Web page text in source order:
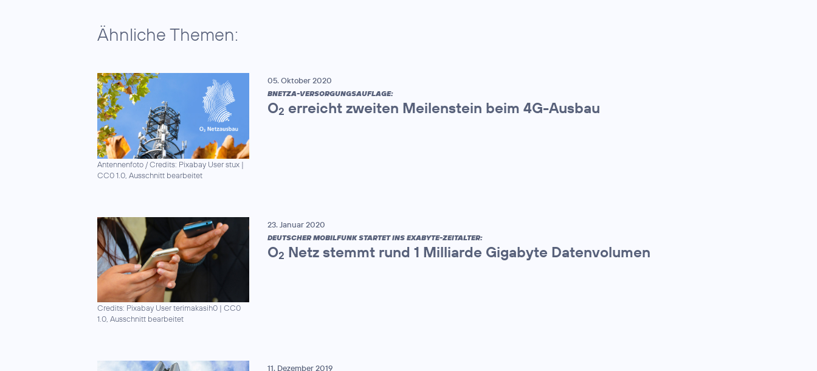
Ähnliche Themen:
Antennenfoto / Credits: Pixabay User stux |
CC0 1.0, Ausschnitt bearbeitet
05. Oktober 2020
BNETZA-VERSORGUNGSAUFLAGE:
O2 erreicht zweiten Meilenstein beim 4G-Ausbau
Credits: Pixabay User terimakasih0 | CC0
1.0, Ausschnitt bearbeitet
23. Januar 2020
DEUTSCHER MOBILFUNK STARTET INS EXABYTE-ZEITALTER:
O2 Netz stemmt rund 1 Milliarde Gigabyte Datenvolumen
11. Dezember 2019